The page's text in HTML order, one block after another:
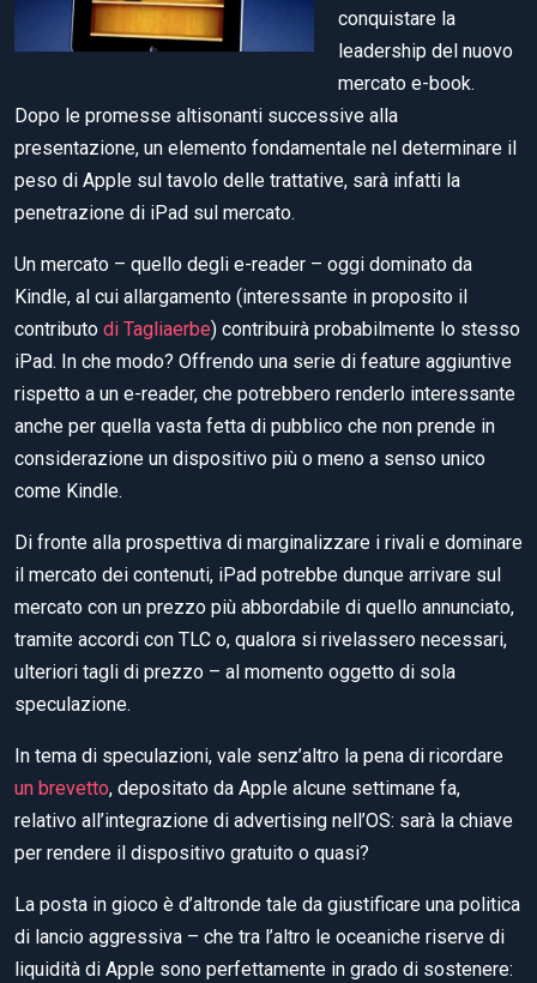
conquistare la
leadership del nuovo
mercato e-book.
Dopo le promesse altisonanti successive alla
presentazione, un elemento fondamentale nel determinare il
peso di Apple sul tavolo delle trattative, sarà infatti la
penetrazione di iPad sul mercato.
Un mercato – quello degli e-reader – oggi dominato da
Kindle, al cui allargamento (interessante in proposito il
contributo di Tagliaerbe) contribuirà probabilmente lo stesso
iPad. In che modo? Offrendo una serie di feature aggiuntive
rispetto a un e-reader, che potrebbero renderlo interessante
anche per quella vasta fetta di pubblico che non prende in
considerazione un dispositivo più o meno a senso unico
come Kindle.
Di fronte alla prospettiva di marginalizzare i rivali e dominare
il mercato dei contenuti, iPad potrebbe dunque arrivare sul
mercato con un prezzo più abbordabile di quello annunciato,
tramite accordi con TLC o, qualora si rivelassero necessari,
ulteriori tagli di prezzo – al momento oggetto di sola
speculazione.
In tema di speculazioni, vale senz’altro la pena di ricordare
un brevetto, depositato da Apple alcune settimane fa,
relativo all’integrazione di advertising nell’OS: sarà la chiave
per rendere il dispositivo gratuito o quasi?
La posta in gioco è d’altronde tale da giustificare una politica
di lancio aggressiva – che tra l’altro le oceaniche riserve di
liquidità di Apple sono perfettamente in grado di sostenere: